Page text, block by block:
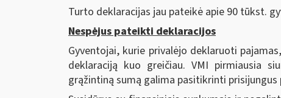
Turto deklaracijas jau pateikė apie 90 tūkst.
Nespėjus pateikti deklaracijos
Gyventojai, kurie privalėjo deklaruoti
deklaraciją kuo greičiau. VMI pirmiausia
grąžintiną sumą galima pasitikrinti prisijungus